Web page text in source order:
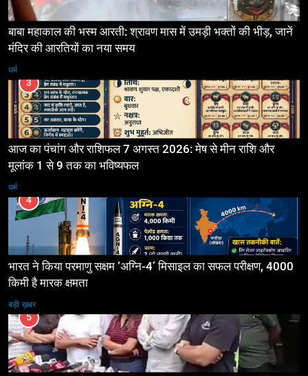
बाबा महाकाल की भस्म आरती: श्रावण मास में उमड़ी भक्तों की भीड़, जानें
मंदिर की आरतियों का नया समय
धर्म
3
आज का पंचांग और राशिफल 7 अगस्त 2026: मेष से मीन राशि और
मूलांक 1 से 9 तक का भविष्यफल
धर्म
4
भारत ने किया परमाणु सक्षम ‘अग्नि-4’ मिसाइल का सफल परीक्षण, 4000
किमी है मारक क्षमता
बड़ी ख़बर
5